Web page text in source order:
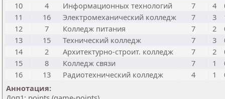
10
4 Информационных технологий 7 4
11
16 Электромеханический колледж 7 3
12
7 Колледж питания 7 2
13
15 Технический колледж 7 3
14
2 Архитектурно-строит. колледж 7 2
15
8 Колледж связи 7 1
16
13 Радиотехнический колледж 4 1
Аннотация: